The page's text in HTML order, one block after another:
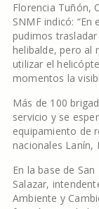
Florencia Tuñón,
SNMF indicó:
pudimos
helibalde, pero al
utilizar el
momentos la
Más de 100
servicio y se
equipamiento de
nacionales Lanín,
En la base de
Salazar,
Ambiente y